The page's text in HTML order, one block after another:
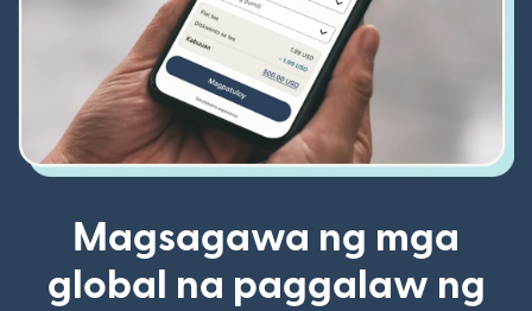
Magsagawa ng mga
global na paggalaw ng